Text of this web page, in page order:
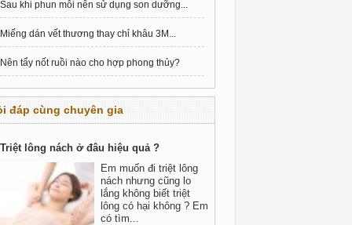
Sau khi phun môi nên sử dụng son dưỡng...
Miếng dán vết thương thay chỉ khâu 3M...
Nên tẩy nốt ruồi nào cho hợp phong thủy?
đáp cùng chuyên gia
Triệt lông nách ở đâu hiệu quả ?
Em muốn đi triệt lông
nách nhưng cũng lo
lắng không biết triệt
lông có hại không ? Em
có tìm...